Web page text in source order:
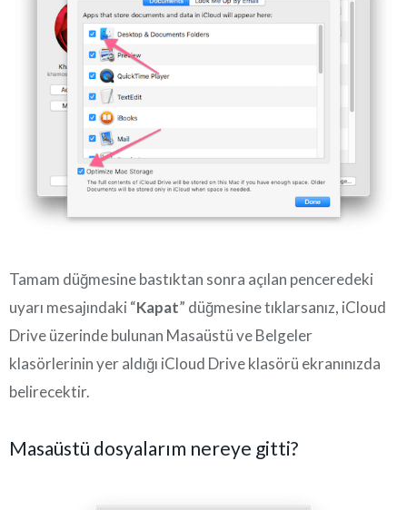
Tamam düğmesine bastıktan sonra açılan penceredeki
uyarı mesajındaki “Kapat” düğmesine tıklarsanız, iCloud
Drive üzerinde bulunan Masaüstü ve Belgeler
klasörlerinin yer aldığı iCloud Drive klasörü ekranınızda
belirecektir.
Masaüstü dosyalarım nereye gitti?